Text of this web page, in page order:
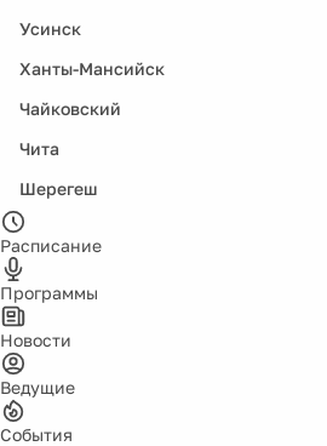
Усинск
Ханты-Мансийск
Чайковский
Чита
Шерегеш
Расписание
Программы
Новости
Ведущие
События